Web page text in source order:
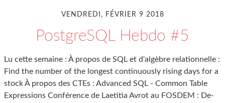
VENDREDI, FÉVRIER 9 2018
PostgreSQL Hebdo #5
Lu cette semaine : À propos de SQL et d'algèbre relationnelle :
Find the number of the longest continuously rising days for a
stock À propos des CTEs : Advanced SQL - Common Table
Expressions Conférence de Laetitia Avrot au FOSDEM : De-